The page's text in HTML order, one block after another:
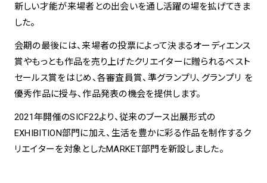
新しい才能が来場者との出会いを通し活躍の場を拡げてきま
した。
会期の最後には、来場者の投票によって決まるオーディエンス
賞やもっとも作品を売り上げたクリエイターに贈られるベスト
セールス賞をはじめ、各審査員賞、準グランプリ、グランプリ を
優秀作品に授与、作品発表の機会を提供します。
2021年開催のSICF22より、従来のブース出展形式の
EXHIBITION部門に加え、生活を豊かに彩る作品を制作するク
リエイターを対象としたMARKET部門を新設しました。